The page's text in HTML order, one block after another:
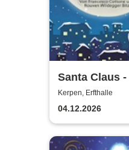
Santa Claus
nur) für Kinder
Kerpen, Erfthalle
04.12.2026